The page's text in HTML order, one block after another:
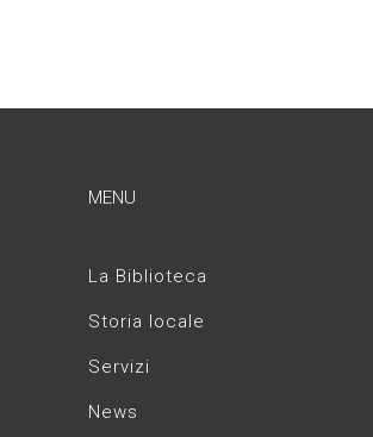
MENU
La Biblioteca
Storia locale
Servizi
News